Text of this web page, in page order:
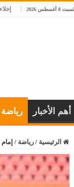
السبت 8 أغسطس 2026
أهم الأخبار رياضة
الرئيسية / رياضة /